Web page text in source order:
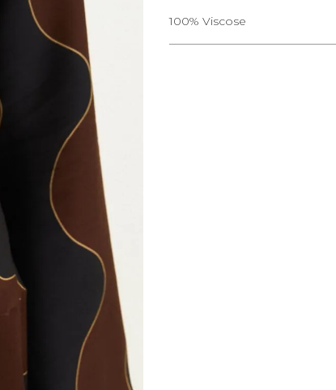
100% Viscose